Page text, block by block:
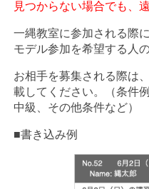
見つからない場合でも、
一縄教室に参加される際
モデル参加を希望する人
お相手を募集される際は
載してください。（条件
中級、その他条件など）
■書き込み例